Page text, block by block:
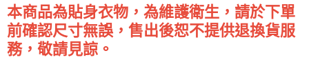
本商品為貼身衣物，為維護衛生，請於下單
前確認尺寸無誤，售出後恕不提供退換貨服
務，敬請見諒。